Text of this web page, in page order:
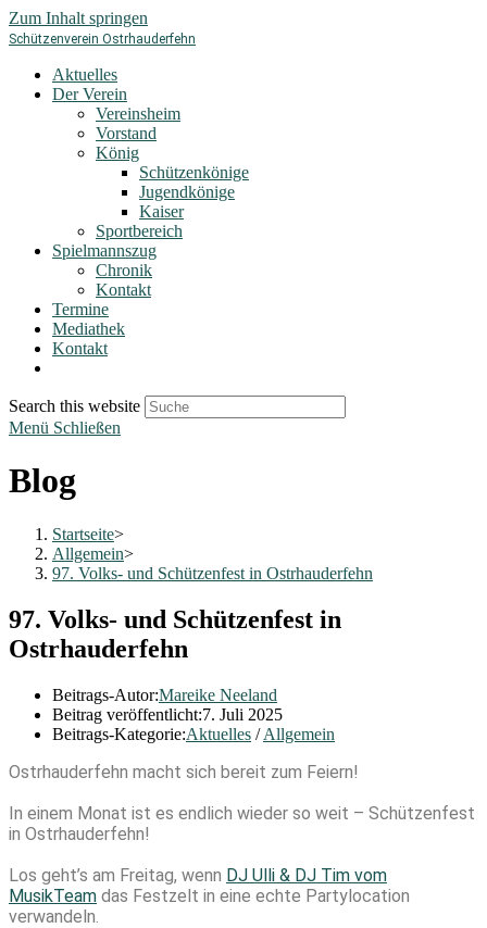
Zum Inhalt springen
Schützenverein Ostrhauderfehn
Aktuelles
Der Verein
Vereinsheim
Vorstand
König
Schützenkönige
Jugendkönige
Kaiser
Sportbereich
Spielmannszug
Chronik
Kontakt
Termine
Mediathek
Kontakt
Search this website
Menü Schließen
Blog
Startseite>
Allgemein>
97. Volks- und Schützenfest in Ostrhauderfehn
97. Volks- und Schützenfest in
Ostrhauderfehn
Beitrags-Autor:Mareike Neeland
Beitrag veröffentlicht:7. Juli 2025
Beitrags-Kategorie:Aktuelles / Allgemein
Ostrhauderfehn macht sich bereit zum Feiern!
In einem Monat ist es endlich wieder so weit – Schützenfest
in Ostrhauderfehn!
Los geht’s am Freitag, wenn DJ Ulli & DJ Tim vom
MusikTeam das Festzelt in eine echte Partylocation
verwandeln.